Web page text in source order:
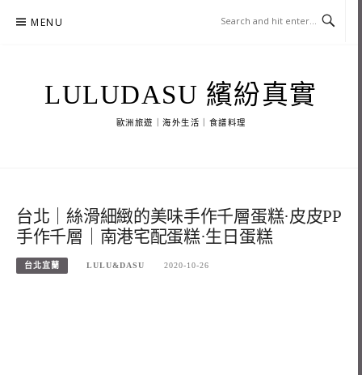
MENU
LULUDASU 繽紛真實
歐洲旅遊｜海外生活｜食譜料理
台北｜絲滑細緻的美味手作千層蛋糕·皮皮PP
手作千層｜南港宅配蛋糕·生日蛋糕
台北宜蘭 LULU&DASU 2020-10-26